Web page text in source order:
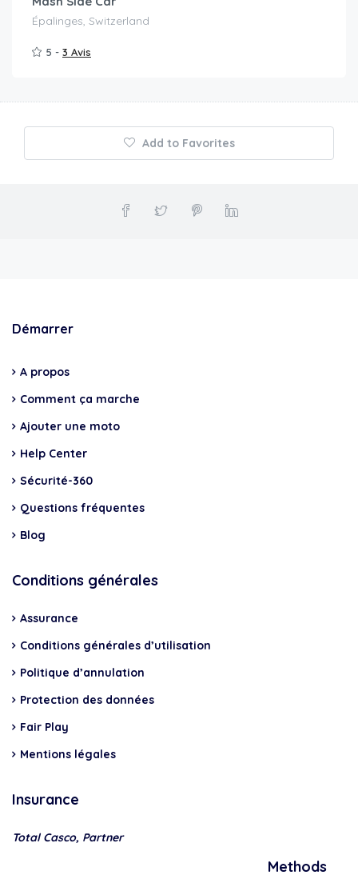
Épalinges, Switzerland
5 - 3 Avis
Add to Favorites
Démarrer
A propos
Comment ça marche
Ajouter une moto
Help Center
Sécurité-360
Questions fréquentes
Blog
Conditions générales
Assurance
Conditions générales d’utilisation
Politique d’annulation
Protection des données
Fair Play
Mentions légales
Insurance
Total Casco, Partner
Methods